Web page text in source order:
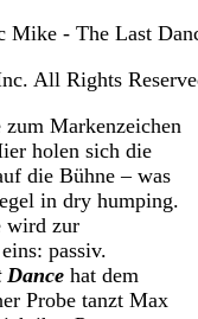
All Rights
Markenzeichen
holen sich die
die Bühne – was
in dry humping.
wird zur
passiv.
Dance hat dem
Probe tanzt Max